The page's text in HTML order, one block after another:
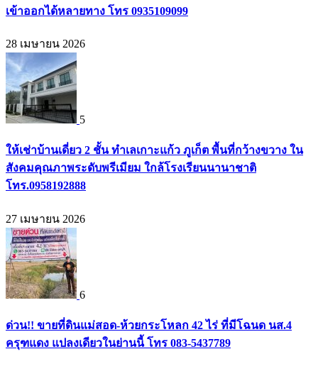
เข้าออกได้หลายทาง โทร 0935109099
28 เมษายน 2026
5
ให้เช่าบ้านเดี่ยว 2 ชั้น ทำเลเกาะแก้ว ภูเก็ต พื้นที่กว้างขวาง ใน
สังคมคุณภาพระดับพรีเมียม ใกล้โรงเรียนนานาชาติ
โทร.0958192888
27 เมษายน 2026
6
ด่วน!! ขายที่ดินแม่สอด-ห้วยกระโหลก 42 ไร่ ที่มีโฉนด นส.4
ครุฑแดง แปลงเดียวในย่านนี้ โทร 083-5437789